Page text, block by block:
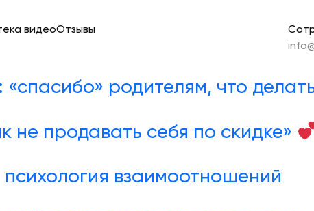
видеоОтзывы
родителям, что
не продавать себя по скидке»
психология взаимоотношений